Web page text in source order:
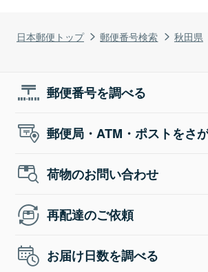
日本郵便トップ 郵便番号検索 秋田県
郵便番号を調べる
郵便局・ATM・ポストをさ
荷物のお問い合わせ
再配達のご依頼
お届け日数を調べる